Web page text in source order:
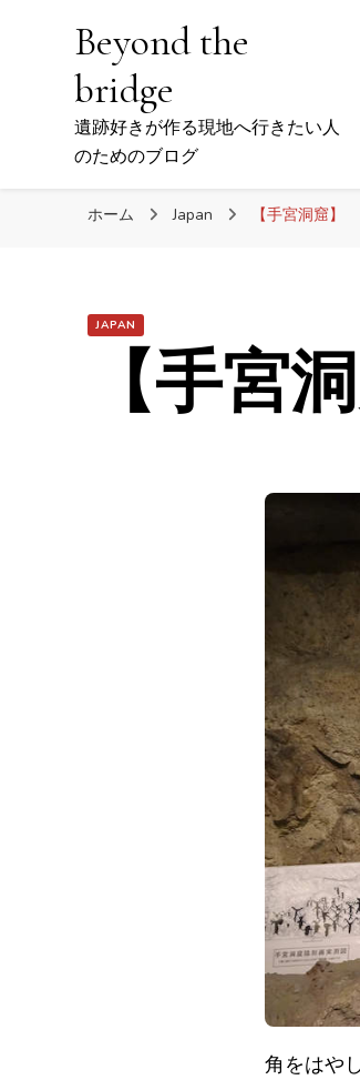
Beyond the
bridge
遺跡好きが作る現地へ行きたい人
のためのブログ
ホーム Japan 【手宮洞窟】
JAPAN
【手宮
角をはや